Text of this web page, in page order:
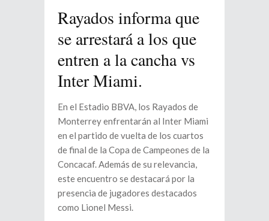
Rayados informa que
se arrestará a los que
entren a la cancha vs
Inter Miami.
En el Estadio BBVA, los Rayados de
Monterrey enfrentarán al Inter Miami
en el partido de vuelta de los cuartos
de final de la Copa de Campeones de la
Concacaf. Además de su relevancia,
este encuentro se destacará por la
presencia de jugadores destacados
como Lionel Messi.